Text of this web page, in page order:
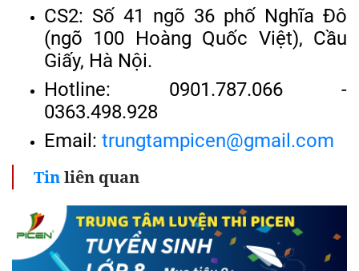
CS2: Số 41 ngõ 36 phố Nghĩa Đô
(ngõ 100 Hoàng Quốc Việt), Cầu
Giấy, Hà Nội.
Hotline: 0901.787.066 -
0363.498.928
Email: trungtampicen@gmail.com
Tinliên quan